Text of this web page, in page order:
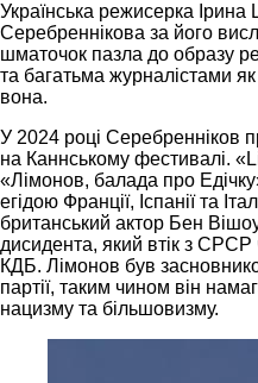
Українська режисерка Ірина
Серебреннікова за його
шматочок пазла до образу
та багатьма журналістами
вона.
У 2024 році Серебренніков
на Каннському фестивалі.
«Лімонов, балада про
егідою Франції, Іспанії та
британський актор Бен
дисидента, який втік з
КДБ. Лімонов був
партії, таким чином він
нацизму та більшовизму.